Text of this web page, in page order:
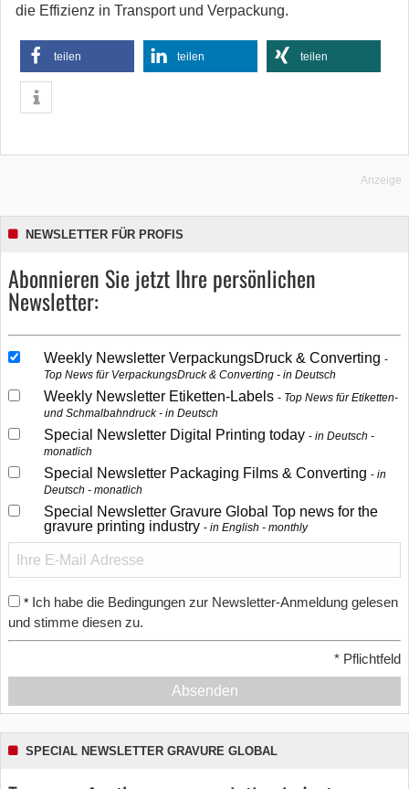
die Effizienz in Transport und Verpackung.
teilen teilen teilen
Anzeige
NEWSLETTER FÜR PROFIS
Abonnieren Sie jetzt Ihre persönlichen
Newsletter:
Weekly Newsletter VerpackungsDruck & Converting
Top News für VerpackungsDruck & Converting - in Deutsch
Weekly Newsletter Etiketten-Labels
Top News für Etiketten-
und Schmalbahndruck - in Deutsch
Special Newsletter Digital Printing today
in Deutsch -
monatlich
Special Newsletter Packaging Films & Converting
in
Deutsch - monatlich
Special Newsletter Gravure Global Top news for the
gravure printing industry
in English - monthly
* Ich habe die Bedingungen zur Newsletter-Anmeldung gelesen
und stimme diesen zu.
* Pflichtfeld
Absenden
SPECIAL NEWSLETTER GRAVURE GLOBAL